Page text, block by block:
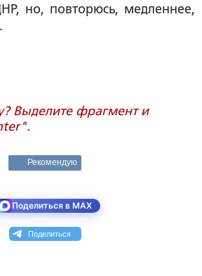
но, повторюсь, медленнее,
Выделите фрагмент и
Рекомендую
Поделиться в MAX
Поделиться